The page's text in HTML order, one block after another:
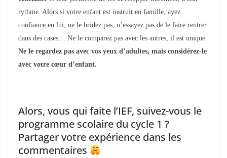
rythme. Alors si votre enfant est instruit en famille, ayez
confiance en lui, ne le bridez pas, n’essayez pas de le faire rentrer
dans des cases… Ne le comparez pas avec les autres, il est unique.
Ne le regardez pas avec vos yeux d’adultes, mais considérez-le
avec votre cœur d’enfant.
Alors, vous qui faite l’IEF, suivez-vous le
programme scolaire du cycle 1 ?
Partager votre expérience dans les
commentaires